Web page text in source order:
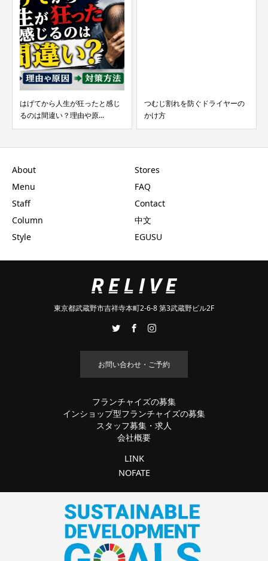
はげてから人生が狂ったと感じ
るのは間違い？理由や原...
つむじ割れを防ぐドライヤーの
かけ方
About
Menu
Staff
Column
Style
Stores
FAQ
Contact
中文
EGUSU
東京都武蔵野市吉祥寺本町2-6-8 第3武蔵野ビル2F
お問い合わせ・ご予約
フランチャイズの募集
インショップ型フランチャイズの募集
スタッフ募集・求人
会社概要
LINK
NOFATE